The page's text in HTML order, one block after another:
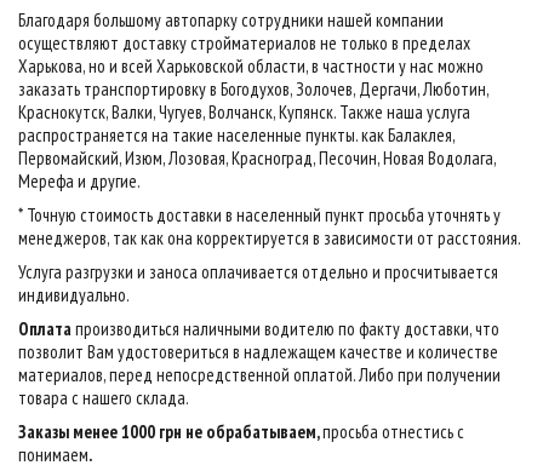
Благодаря большому автопарку сотрудники нашей компании
осуществляют доставку стройматериалов не только в пределах
Харькова, но и всей Харьковской области, в частности у нас можно
заказать транспортировку в Богодухов, Золочев, Дергачи, Люботин,
Краснокутск, Валки, Чугуев, Волчанск, Купянск. Также наша услуга
распространяется на такие населенные пункты. как Балаклея,
Первомайский, Изюм, Лозовая, Красноград, Песочин, Новая Водолага,
Мерефа и другие.
* Точную стоимость доставки в населенный пункт просьба уточнять у
менеджеров, так как она корректируется в зависимости от расстояния.
Услуга разгрузки и заноса оплачивается отдельно и просчитывается
индивидуально.
Оплатапроизводиться наличными водителю по факту доставки, что
позволит Вам удостовериться в надлежащем качестве и количестве
материалов, перед непосредственной оплатой. Либо при получении
товара с нашего склада.
Заказы менее 1000 грн не обрабатываем,просьба отнестись с
понимаем.